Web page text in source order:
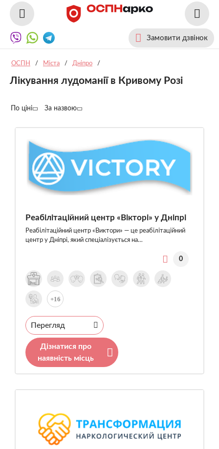
Замовити дзвінок
ОСПН / Міста / Дніпро /
Лікування лудоманії в Кривому Розі
По ціні За назвою
Реабілітаційний центр «Вікторі» у Дніпрі
Реабілітаційний центр «Виктори» — це реабілітаційний
центр у Дніпрі, який спеціалізується на…
0
+16
Перегляд
Дізнатися про
наявність місць